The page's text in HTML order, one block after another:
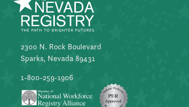
2300 N. Rock Boulevard
Sparks, Nevada 89431
1-800-259-1906